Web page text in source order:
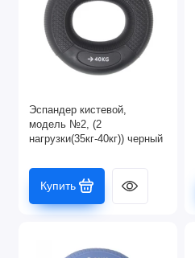
Эспандер кистевой,
модель №2, (2
нагрузки(35кг-40кг)) черный
Купить